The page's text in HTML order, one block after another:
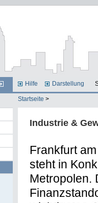
Hilfe Darstellung
Startseite >
Industrie &
Frankfurt
steht in
Metropolen.